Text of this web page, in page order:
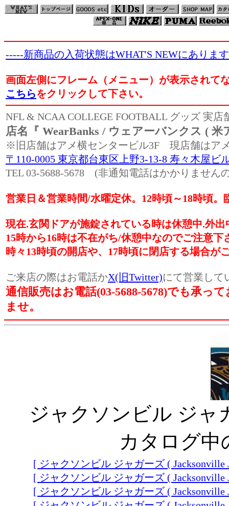
-----新商品の入荷状態はWHAT'S NEWにありま
画面左側にフレーム（メニュー）が表示されて
こちらをクリックして下さい。
NFL & NCAA COLLEGE FOOTBALL グッズ 実店
店名『 WearBanks / ウェアーバンクス (
※旧店舗はアメ横センタービル3F 現店舗はア
〒110-0005 東京都台東区上野3-13-8 寿々木屋ビ
TEL 03-5688-5678 (非通知電話はかかりません
営業日＆営業時間/水曜定休。12時頃～18時頃
現在.玄関ドアが施錠されている時は休憩中.外
15時から16時は不在がち/休憩中なのでご注意下
時々13時頃の開店や、17時頃に閉店する場合が
ご来店の際はお電話かX(旧Twitter)にて営業して
通信販売はお電話(03-5688-5678)でも承っ
ませ。
ジャクソンビル ジャ
カタログ中
[ ジャクソンビル ジャガーズ ( Jacksonville
[ ジャクソンビル ジャガーズ ( Jacksonville
[ ジャクソンビル ジャガーズ ( Jacksonville